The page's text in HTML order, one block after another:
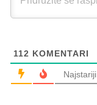
112 KOMENTARI
Najstariji